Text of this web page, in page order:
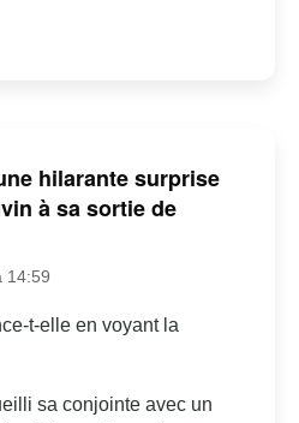
hilarante surprise
à sa sortie de
14:59
t-elle en voyant la
sa conjointe avec un